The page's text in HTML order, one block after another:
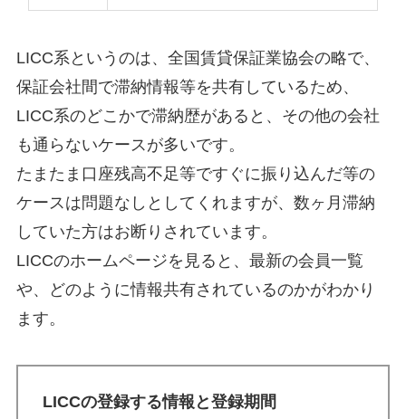
LICC系というのは、全国賃貸保証業協会の略で、
保証会社間で滞納情報等を共有しているため、
LICC系のどこかで滞納歴があると、その他の会社
も通らないケースが多いです。
たまたま口座残高不足等ですぐに振り込んだ等の
ケースは問題なしとしてくれますが、数ヶ月滞納
していた方はお断りされています。
LICCのホームページを見ると、最新の会員一覧
や、どのように情報共有されているのかがわかり
ます。
LICCの登録する情報と登録期間